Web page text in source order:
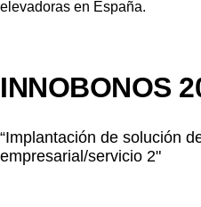
INNOBONOS
“Implantación de solución
empresarial/servicio 2"